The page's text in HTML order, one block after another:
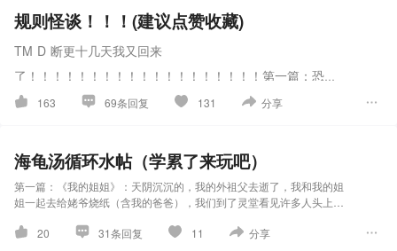
规则怪谈！！！(建议点赞收藏)
TM D 断更十几天我又回来
了！！！！！！！！！！！！！！！！！！！ 第一篇：恐怖
商场
商场二层里没有厕所！
饿了，可以去吃刘二手火锅
商场里没有前台万达影城电影院中的7号厅是绝对
安全的千万别信广播(除第一次外)看到打伞的人请
给他吃周白鸭
商场里面没有霸王茶坤但是有茶千道
第二篇：恐怖医院
医院里没有儿科和骨科医院里没有护士有医生饿了
可以去商店里买饭 当有人喊出你的名字时，千万不
163 69条回复 131 分享
海龟汤循环水帖（学累了来玩吧）
第一篇：《我的姐姐》：天阴沉沉的，我的外祖父去逝了，我和我的姐
姐一起去给姥爷烧纸（含我的爸爸），我们到了灵堂看见许多人头上系
尿意，所以一起去巷子里小便，可是，爸爸朝着纸人堆里看了一眼，脸
20 31条回复 11 分享